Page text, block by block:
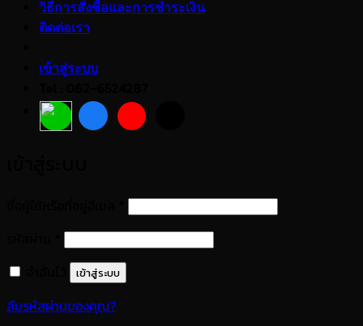
วิธีการสั่งซื้อและการชำระเงิน
ติดต่อเรา
เข้าสู่ระบบ
ต้องการ
ต้องการ
เข้าสู่ระบบ
ลืมรหัสผ่านของคุณ?